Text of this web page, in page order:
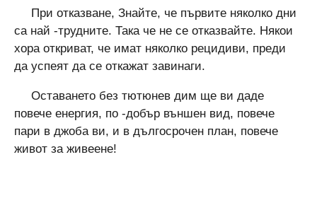
При отказване, Знайте, че първите няколко дни
са най -трудните. Така че не се отказвайте. Някои
хора откриват, че имат няколко рецидиви, преди
да успеят да се откажат завинаги.
Оставането без тютюнев дим ще ви даде
повече енергия, по -добър външен вид, повече
пари в джоба ви, и в дългосрочен план, повече
живот за живеене!